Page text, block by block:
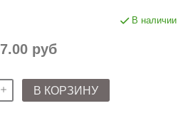
В наличии
7.00 руб
В КОРЗИНУ